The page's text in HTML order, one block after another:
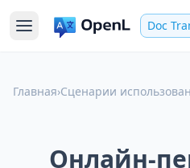
Doc
Главная›Сценарии
Онлайн-